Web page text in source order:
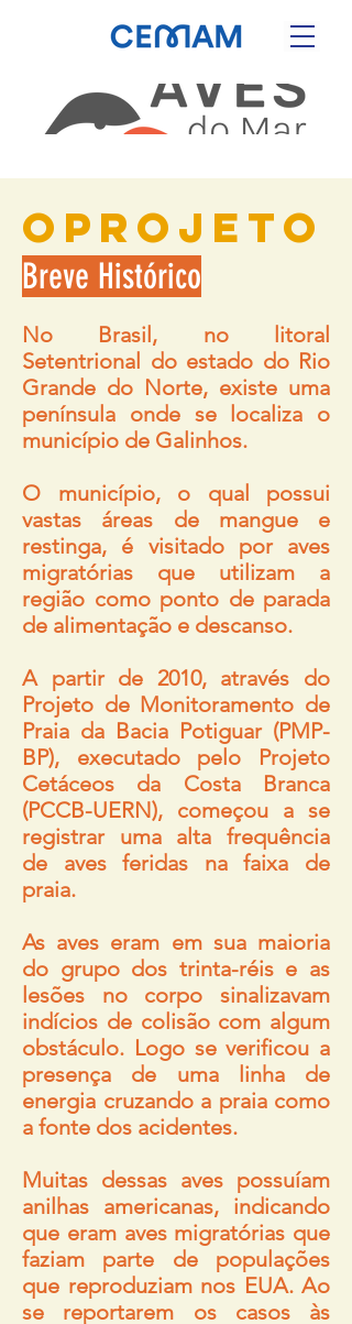
Oprojeto
Breve Histórico
No Brasil, no litoral
Setentrional do estado do Rio
Grande do Norte, existe uma
península onde se localiza o
município de Galinhos.
O município, o qual possui
vastas áreas de mangue e
restinga, é visitado por aves
migratórias que utilizam a
região como ponto de parada
de alimentação e descanso.
A partir de 2010, através do
Projeto de Monitoramento de
Praia da Bacia Potiguar (PMP-
BP), executado pelo Projeto
Cetáceos da Costa Branca
(PCCB-UERN), começou a se
registrar uma alta frequência
de aves feridas na faixa de
praia.
As aves eram em sua maioria
do grupo dos trinta-réis e as
lesões no corpo sinalizavam
indícios de colisão com algum
obstáculo. Logo se verificou a
presença de uma linha de
energia cruzando a praia como
a fonte dos acidentes.
Muitas dessas aves possuíam
anilhas americanas, indicando
que eram aves migratórias que
faziam parte de populações
que reproduziam nos EUA. Ao
se reportarem os casos às